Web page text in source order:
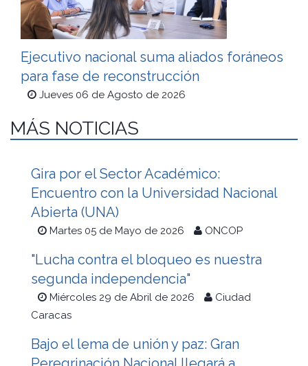
Ejecutivo nacional suma aliados foráneos
para fase de reconstrucción
Jueves 06 de Agosto de 2026
MÁS NOTICIAS
Gira por el Sector Académico:
Encuentro con la Universidad Nacional
Abierta (UNA)
Martes 05 de Mayo de 2026 ONCOP
"Lucha contra el bloqueo es nuestra
segunda independencia"
Miércoles 29 de Abril de 2026
Ciudad
Caracas
Bajo el lema de unión y paz: Gran